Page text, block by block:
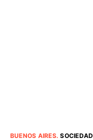
BUENOS AIRES.SOCIEDAD